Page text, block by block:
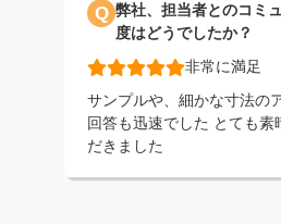
Q 弊社、担当者とのコミ
度はどうでしたか？
非常に満足
サンプルや、細かな寸法の
回答も迅速でした とても素
だきました